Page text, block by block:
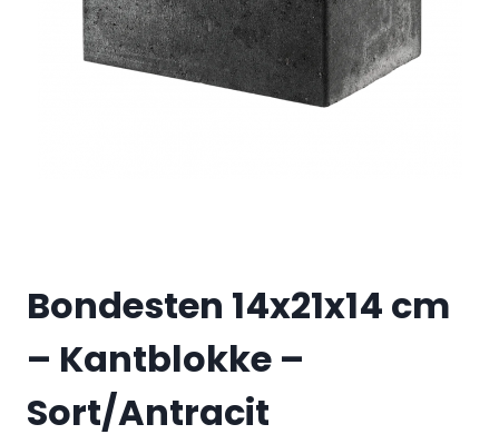
Bondesten 14x21x14 cm
– Kantblokke –
Sort/Antracit